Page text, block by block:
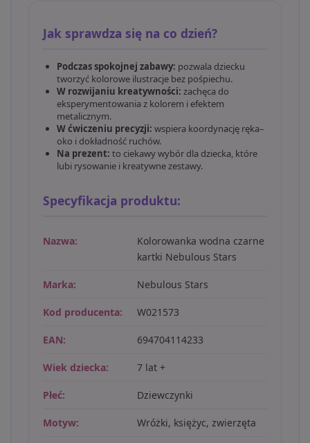
Jak sprawdza się na co dzień?
Podczas spokojnej zabawy: pozwala dziecku
tworzyć kolorowe ilustracje bez pośpiechu.
W rozwijaniu kreatywności: zachęca do
eksperymentowania z kolorem i efektem
metalicznym.
W ćwiczeniu precyzji: wspiera koordynację ręka–
oko i dokładność ruchów.
Na prezent: to ciekawy wybór dla dziecka, które
lubi rysowanie i kreatywne zestawy.
Specyfikacja produktu:
Nazwa:
Kolorowanka wodna czarne
kartki Nebulous Stars
Marka: Nebulous Stars
Kod producenta: W021573
EAN: 694704114233
Wiek dziecka: 7 lat +
Płeć: Dziewczynki
Motyw: Wróżki, księżyc, zwierzęta